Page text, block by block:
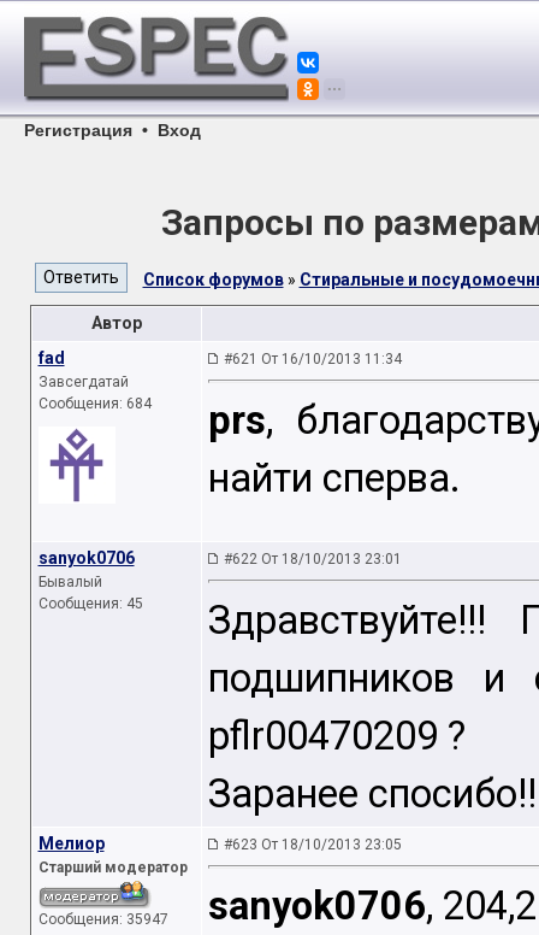
Регистрация • Вход
Запросы по
Список форумов» Стиральные и
Автор
fad
Завсегдатай
Сообщения: 684
#621 От 16/10/2013 11:34
prs,
найти сперва.
sanyok0706
Бывалый
Сообщения: 45
#622 От 18/10/2013 23:01
подшипников и
pflr00470209 ?
Заранее
Мелиор
Старший модератор
Сообщения: 35947
#623 От 18/10/2013 23:05
sanyok0706,